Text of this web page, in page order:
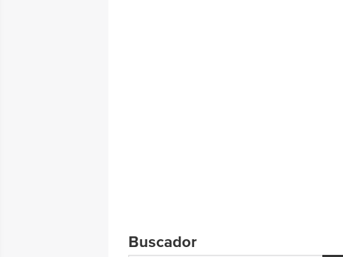
Buscador